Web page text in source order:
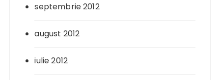
septembrie 2012
august 2012
iulie 2012